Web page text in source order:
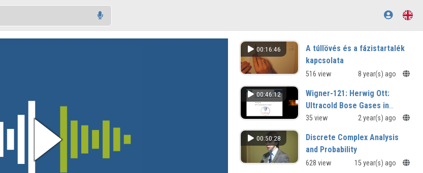
00:16:46
A túllövés és a fázistartalék
kapcsolata
516 view 8 year(s) ago
00:46:12
Wigner-121: Herwig Ott:
Ultracold Bose Gases in
Driven-Dissipative
35 view 2 year(s) ago
00:50:28
Discrete Complex Analysis
and Probability
628 view 15 year(s) ago